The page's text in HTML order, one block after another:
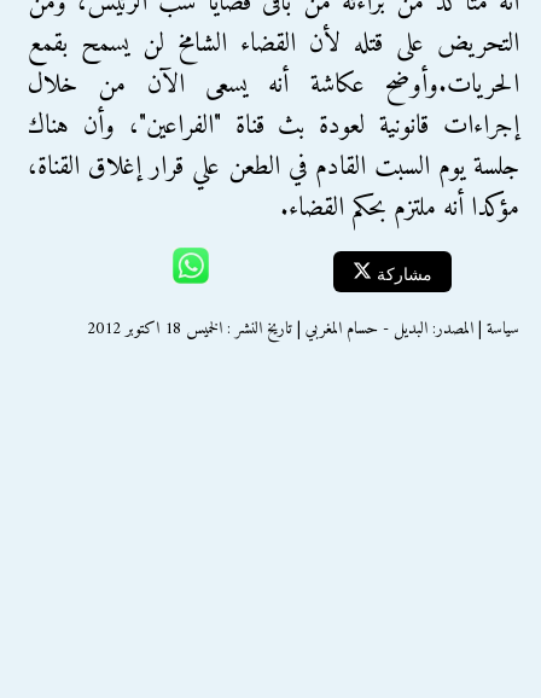
التحريض على قتله لأن القضاء الشامخ لن يسمح بقمع
الحريات.وأوضح عكاشة أنه يسعى الآن من خلال
إجراءات قانونية لعودة بث قناة "الفراعين"، وأن هناك
جلسة يوم السبت القادم في الطعن علي قرار إغلاق القناة،
مؤكدا أنه ملتزم بحكم القضاء.
مشاركة
سياسة | المصدر: البديل - حسام المغربي | تاريخ النشر : الخميس 18 اكتوبر 2012